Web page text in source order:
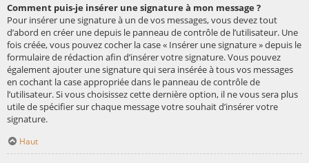
Comment puis-je insérer une signature à mon message ?
Pour insérer une signature à un de vos messages, vous devez tout
d’abord en créer une depuis le panneau de contrôle de l’utilisateur. Une
fois créée, vous pouvez cocher la case « Insérer une signature » depuis le
formulaire de rédaction afin d’insérer votre signature. Vous pouvez
également ajouter une signature qui sera insérée à tous vos messages
en cochant la case appropriée dans le panneau de contrôle de
l’utilisateur. Si vous choisissez cette dernière option, il ne vous sera plus
utile de spécifier sur chaque message votre souhait d’insérer votre
signature.
Haut